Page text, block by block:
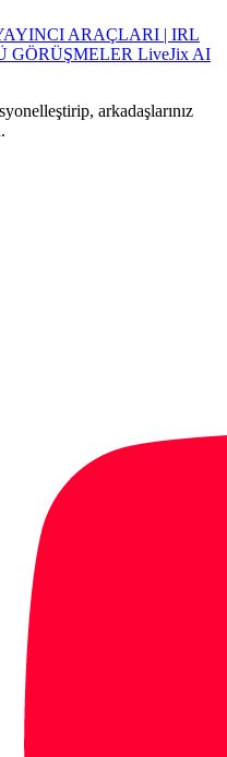
ARAÇLARI | IRL
GÖRÜŞMELER LiveJix AI
arkadaşlarınız